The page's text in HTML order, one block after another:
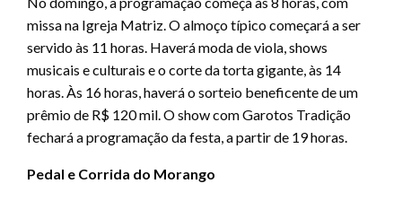
missa na Igreja Matriz. O almoço típico começará a ser
servido às 11 horas. Haverá moda de viola, shows
musicais e culturais e o corte da torta gigante, às 14
horas. Às 16 horas, haverá o sorteio beneficente de um
prêmio de R$ 120 mil. O show com Garotos Tradição
fechará a programação da festa, a partir de 19 horas.
Pedal e Corrida do Morango